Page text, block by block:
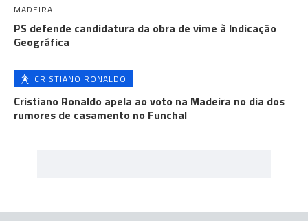
MADEIRA
PS defende candidatura da obra de vime à Indicação
Geográfica
CRISTIANO RONALDO
Cristiano Ronaldo apela ao voto na Madeira no dia dos
rumores de casamento no Funchal